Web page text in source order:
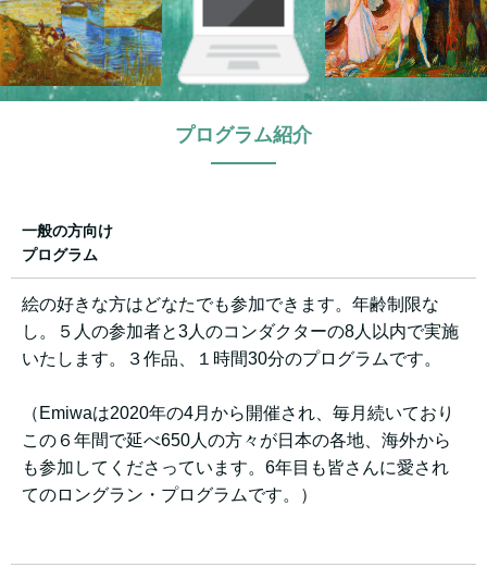
プログラム紹介
一般の方向け
プログラム
絵の好きな方はどなたでも参加できます。年齢制限な
し。５人の参加者と3人のコンダクターの8人以内で実施
いたします。３作品、１時間30分のプログラムです。
（Emiwaは2020年の4月から開催され、毎月続いており
この６年間で延べ650人の方々が日本の各地、海外から
も参加してくださっています。6年目も皆さんに愛され
てのロングラン・プログラムです。）